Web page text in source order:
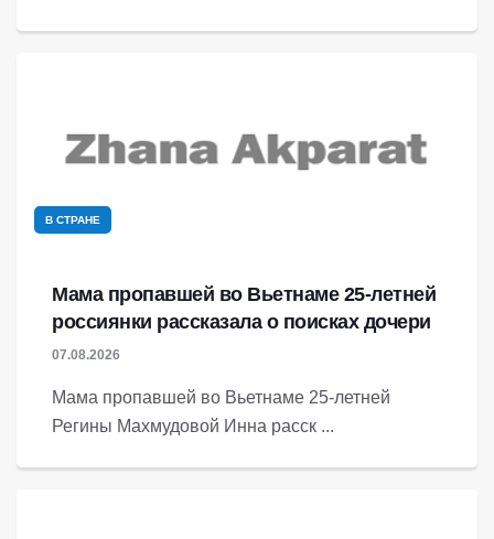
В СТРАНЕ
Мама пропавшей во Вьетнаме 25-летней
россиянки рассказала о поисках дочери
07.08.2026
Мама пропавшей во Вьетнаме 25-летней
Регины Махмудовой Инна расск ...